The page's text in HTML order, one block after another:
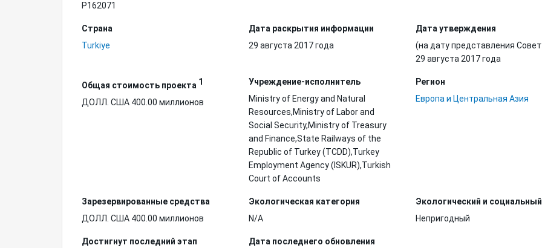
P162071
Страна
Turkiye
Дата раскрытия информации
29 августа 2017 года
Дата утверждения
(на дату представления
29 августа 2017 года
Общая стоимость проекта 1
ДОЛЛ. США 400.00 миллионов
Учреждение-исполнитель
Ministry of Energy and Natural
Resources,Ministry of Labor and
Social Security,Ministry of Treasury
and Finance,State Railways of the
Republic of Turkey (TCDD),Turkey
Employment Agency (ISKUR),Turkish
Court of Accounts
Регион
Европа и Центральная Азия
Зарезервированные средства
ДОЛЛ. США 400.00 миллионов
Экологическая категория
N/A
Экологический и
Непригодный
Достигнут последний этап
Дата последнего обновления